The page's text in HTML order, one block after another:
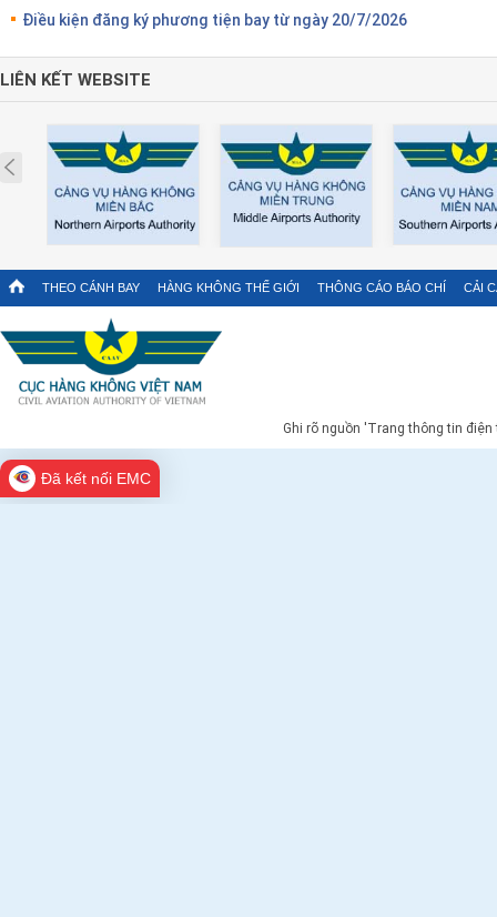
Điều kiện đăng ký phương tiện bay từ ngày 20/7/2026
LIÊN KẾT WEBSITE
Prev
THEO CÁNH BAY HÀNG KHÔNG THẾ GIỚI THÔNG CÁO BÁO CHÍ CẢI
Ghi rõ nguồn 'Trang thông tin
Đã kết nối EMC